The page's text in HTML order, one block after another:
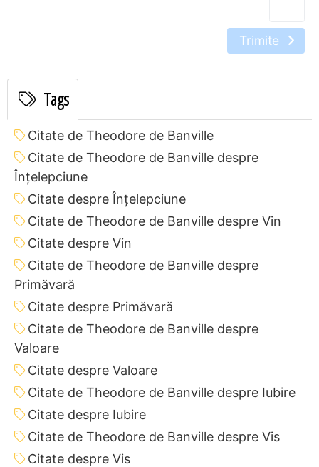
Trimite
Tags
Citate de Theodore de Banville
Citate de Theodore de Banville despre
Înțelepciune
Citate despre Înțelepciune
Citate de Theodore de Banville despre Vin
Citate despre Vin
Citate de Theodore de Banville despre
Primăvară
Citate despre Primăvară
Citate de Theodore de Banville despre
Valoare
Citate despre Valoare
Citate de Theodore de Banville despre Iubire
Citate despre Iubire
Citate de Theodore de Banville despre Vis
Citate despre Vis